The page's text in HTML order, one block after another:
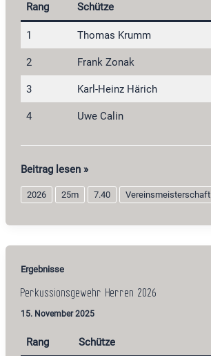
Rang Schütze
1 Thomas Krumm
2 Frank Zonak
3 Karl-Heinz Härich
4 Uwe Calin
Perkussionsrevolver
2026
Beitrag lesen »
2026 25m 7.40 Vereinsmeisterschaft
Ergebnisse
Perkussionsgewehr Herren 2026
15. November 2025
Rang Schütze